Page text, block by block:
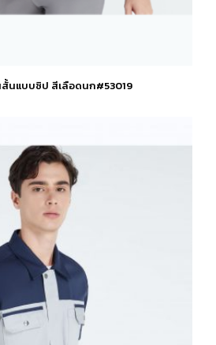
สั้นแบบซิป สีเลือดนก#53019
has
multiple
variants.
The
options
may
chosen
on
the
product
page